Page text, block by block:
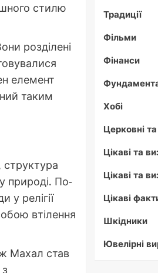
стилю
розділені
елемент
таким
природі. По-
у релігії
втілення
Махал став
Традиції
Фільми
Фінанси
Хобі
Церковні
Цікаві та
Цікаві та
Цікаві
Шкідники
Ювелірні